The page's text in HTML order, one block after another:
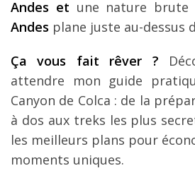
Andes et une nature brute
Andes plane juste au-dessus
Ça vous fait rêver ?
attendre mon guide
Canyon de Colca : de la
à dos aux treks les plus
les meilleurs plans pour
moments uniques.